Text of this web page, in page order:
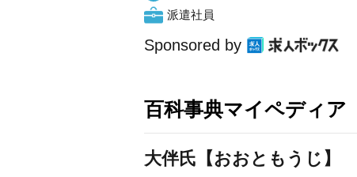
派遣社員
Sponsored by
百科事典マイペディア
大伴氏【おおともうじ】